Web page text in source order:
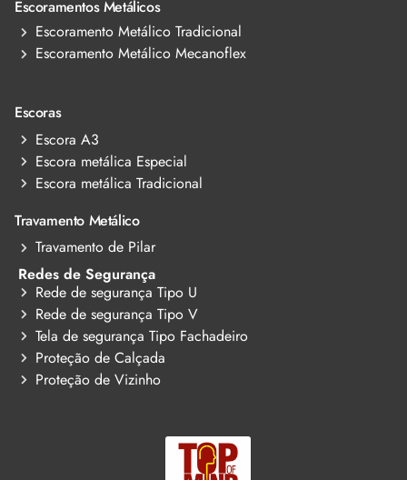
Escoramentos Metálicos
Escoramento Metálico Tradicional
Escoramento Metálico Mecanoflex
Escoras
Escora A3
Escora metálica Especial
Escora metálica Tradicional
Travamento Metálico
Travamento de Pilar
Redes de Segurança
Rede de segurança Tipo U
Rede de segurança Tipo V
Tela de segurança Tipo Fachadeiro
Proteção de Calçada
Proteção de Vizinho